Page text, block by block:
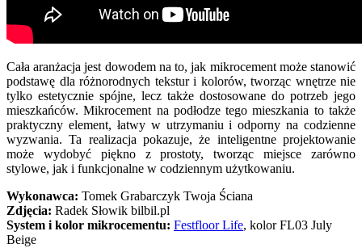
Cała aranżacja jest dowodem na to, jak mikrocement może stanowić
podstawę dla różnorodnych tekstur i kolorów, tworząc wnętrze nie
tylko estetycznie spójne, lecz także dostosowane do potrzeb jego
mieszkańców. Mikrocement na podłodze tego mieszkania to także
praktyczny element, łatwy w utrzymaniu i odporny na codzienne
wyzwania. Ta realizacja pokazuje, że inteligentne projektowanie
może wydobyć piękno z prostoty, tworząc miejsce zarówno
stylowe, jak i funkcjonalne w codziennym użytkowaniu.
Wykonawca: Tomek Grabarczyk Twoja Ściana
Zdjęcia: Radek Słowik bilbil.pl
System i kolor mikrocementu: Festfloor Life, kolor FL03 July
Beige